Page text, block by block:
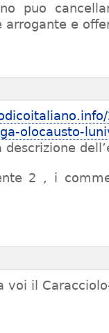
puo
arrogante e
olocausto-
descrizione
2 , i
voi il